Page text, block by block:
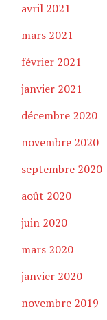
avril 2021
mars 2021
février 2021
janvier 2021
décembre 2020
novembre 2020
septembre 2020
août 2020
juin 2020
mars 2020
janvier 2020
novembre 2019